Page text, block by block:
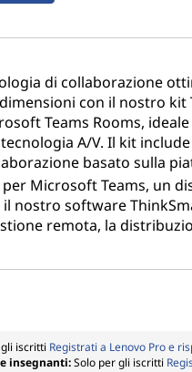
di collaborazione
con il nostro kit
Teams Rooms,
A/V. Il kit
basato sulla
Microsoft Teams, un
nostro software
remota, la
iscritti Registrati a Lenovo Pro e
insegnanti:Solo per gli iscritti